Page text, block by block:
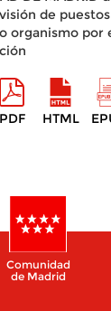
de
organismo
PDF HTML
Comunidad
de Madrid